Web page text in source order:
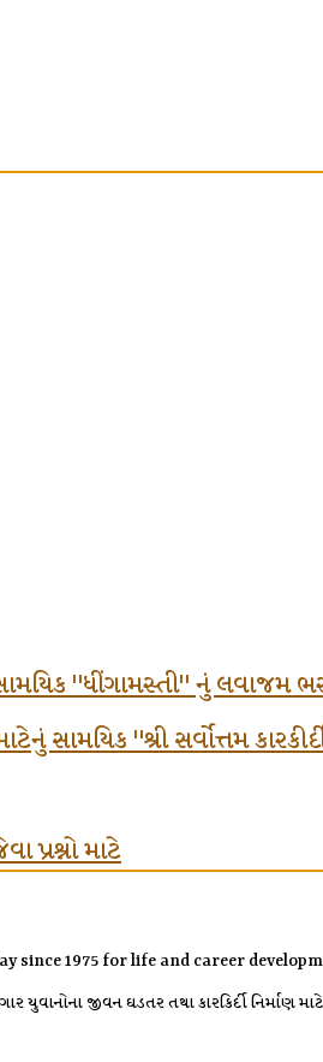
"ધીંગામસ્તી" નું લવાજમ
સામયિક "શ્રી સર્વોત્તમ
પ્રશ્નો માટે
1975 for life and career
જીવન ઘડતર તથા કારકિર્દી નિર્માણ